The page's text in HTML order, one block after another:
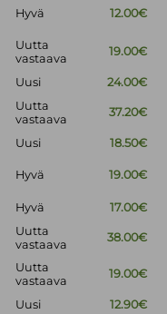
Hyvä 12.00€
Uutta
vastaava
19.00€
Uusi 24.00€
Uutta
vastaava
37.20€
Uusi
18.50€
Hyvä 19.00€
Hyvä 17.00€
Uutta
vastaava
38.00€
Uutta
vastaava
19.00€
Uusi
12.90€